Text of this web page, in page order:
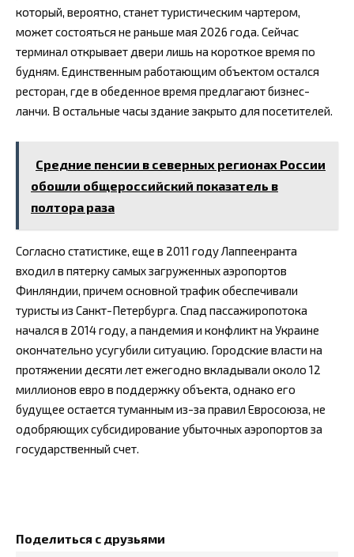
который, вероятно, станет туристическим чартером,
может состояться не раньше мая 2026 года. Сейчас
терминал открывает двери лишь на короткое время по
будням. Единственным работающим объектом остался
ресторан, где в обеденное время предлагают бизнес-
ланчи. В остальные часы здание закрыто для посетителей.
Средние пенсии в северных регионах России
обошли общероссийский показатель в
полтора раза
Согласно статистике, еще в 2011 году Лаппеенранта
входил в пятерку самых загруженных аэропортов
Финляндии, причем основной трафик обеспечивали
туристы из Санкт-Петербурга. Спад пассажиропотока
начался в 2014 году, а пандемия и конфликт на Украине
окончательно усугубили ситуацию. Городские власти на
протяжении десяти лет ежегодно вкладывали около 12
миллионов евро в поддержку объекта, однако его
будущее остается туманным из-за правил Евросоюза, не
одобряющих субсидирование убыточных аэропортов за
государственный счет.
Поделиться с друзьями